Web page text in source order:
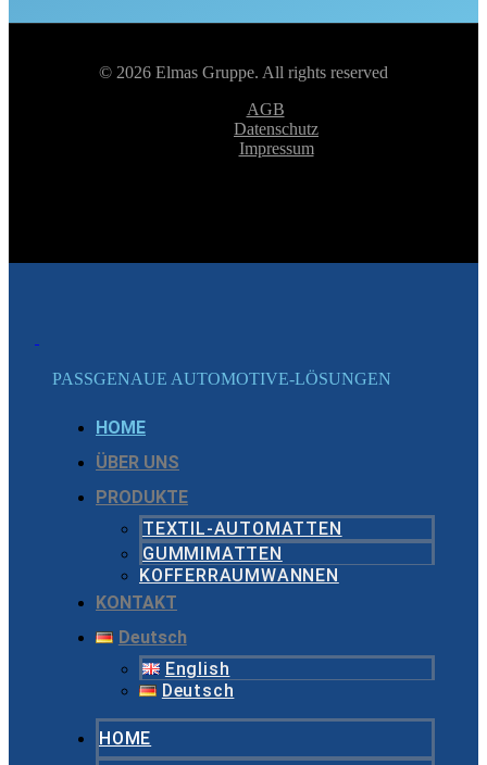
© 2026 Elmas Gruppe. All rights reserved
AGB
Datenschutz
Impressum
PASSGENAUE AUTOMOTIVE-LÖSUNGEN
HOME
ÜBER UNS
PRODUKTE
TEXTIL-AUTOMATTEN
GUMMIMATTEN
KOFFERRAUMWANNEN
KONTAKT
Deutsch
English
Deutsch
HOME